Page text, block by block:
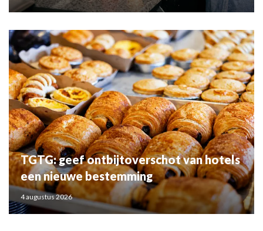
TGTG: geef ontbijtoverschot van hotels
een nieuwe bestemming
4 augustus 2026